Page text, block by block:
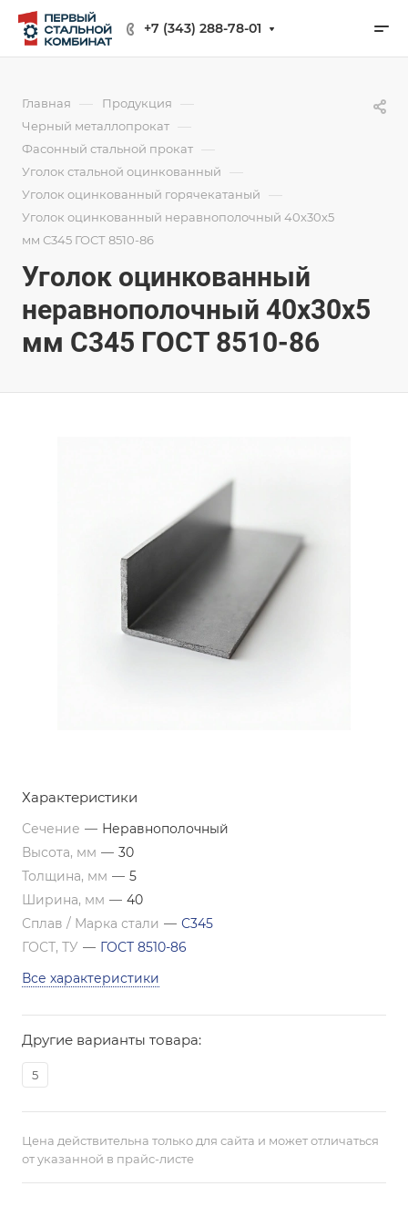
+7 (343) 288-78-01
Главная — Продукция —
Черный металлопрокат —
Фасонный стальной прокат —
Уголок стальной оцинкованный —
Уголок оцинкованный горячекатаный —
Уголок оцинкованный неравнополочный 40х30х5
мм С345 ГОСТ 8510-86
Уголок оцинкованный
неравнополочный 40х30х5
мм С345 ГОСТ 8510-86
Характеристики
Сечение — Неравнополочный
Высота, мм — 30
Толщина, мм — 5
Ширина, мм — 40
Сплав / Марка стали — С345
ГОСТ, ТУ — ГОСТ 8510-86
Все характеристики
Другие варианты товара:
5
Цена действительна только для сайта и может отличаться
от указанной в прайс-листе